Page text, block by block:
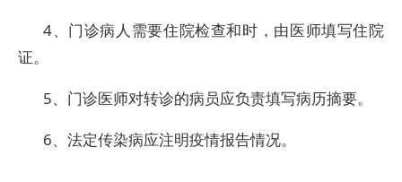
4、门诊病人需要住院检查和时，由医师填写住院
证。
5、门诊医师对转诊的病员应负责填写病历摘要。
6、法定传染病应注明疫情报告情况。